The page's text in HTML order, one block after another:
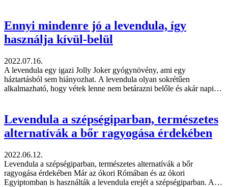
Ennyi mindenre jó a levendula, így
használja kívül-belül
2022.07.16.
A levendula egy igazi Jolly Joker gyógynövény, ami egy
háztartásból sem hiányozhat. A levendula olyan sokrétűen
alkalmazható, hogy vétek lenne nem betárazni belőle és akár napi…
Levendula a szépségiparban, természetes
alternatívák a bőr ragyogása érdekében
2022.06.12.
Levendula a szépségiparban, természetes alternatívák a bőr
ragyogása érdekében Már az ókori Rómában és az ókori
Egyiptomban is használták a levendula erejét a szépségiparban. A…